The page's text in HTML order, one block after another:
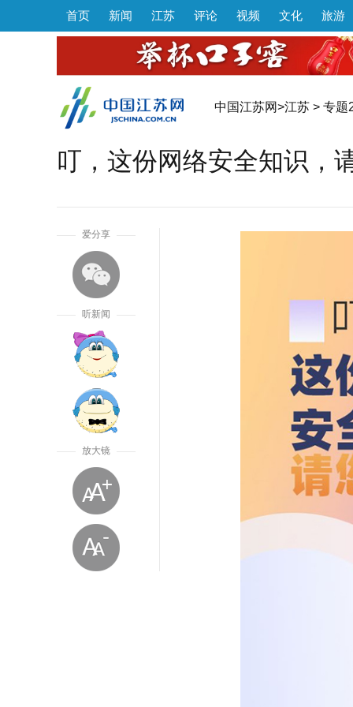
首页 新闻 江苏 评论 视频 文化 旅游
中国江苏网>江苏 > 专题
叮，这份网络安全知识，
爱分享
听新闻
放大镜